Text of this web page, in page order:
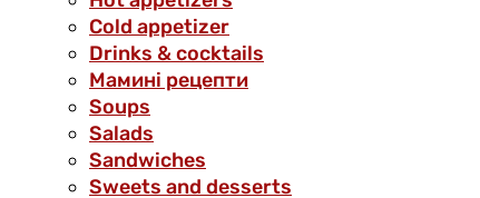
Cold appetizer
Drinks & cocktails
Мамині рецепти
Soups
Salads
Sandwiches
Sweets and desserts